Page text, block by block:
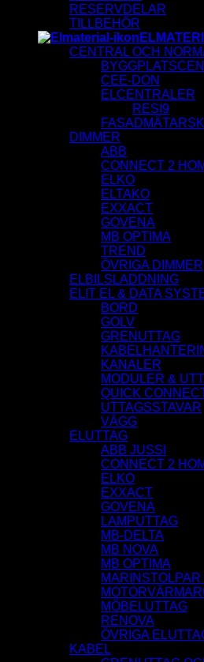
RESERVDELAR
TILLBEHÖR
CENTRAL OCH
CEE-DON
ELCENTRALER
RESI9
DIMMER
ABB
CONNECT 2
ELKO
ELTAKO
EXXACT
GOVENA
MB OPTIMA
TREND
ÖVRIGA DIMMER
ELBILSLADDNING
ELIT EL & DATA
BORD
GOLV
GRENUTTAG
KANALER
MODULER &
QUICK
UTTAGSSTAVAR
VÄGG
ELUTTAG
ABB JUSSI
CONNECT 2
ELKO
EXXACT
GOVENA
LAMPUTTAG
MB-DELTA
MB NOVA
MB OPTIMA
MÖBELUTTAG
RENOVA
ÖVRIGA
KABEL